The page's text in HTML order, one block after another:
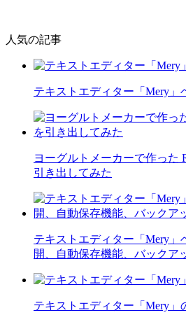
人気の記事
テキストエディター「Mery」
ヨーグルトメーカーで作った
引き出してみた
テキストエディター「Mery」
開、自動保存機能、バックア
テキストエディター「Mery」